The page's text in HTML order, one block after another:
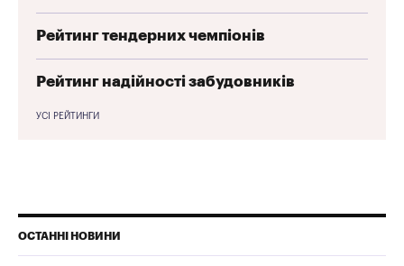
Рейтинг тендерних чемпіонів
Рейтинг надійності забудовників
УСІ РЕЙТИНГИ
ОСТАННІ НОВИНИ